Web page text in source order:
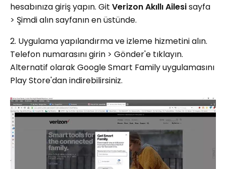
hesabınıza giriş yapın. Git Verizon Akıllı Ailesisayfa
> Şimdi alın sayfanın en üstünde.
2. Uygulama yapılandırma ve izleme hizmetini alın.
Telefon numarasını girin > Gönder'e tıklayın.
Alternatif olarak Google Smart Family uygulamasını
Play Store'dan indirebilirsiniz.